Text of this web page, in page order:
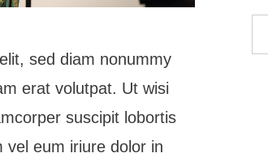
sed diam nonummy
erat volutpat. Ut wisi
suscipit lobortis
vel eum iriure dolor in